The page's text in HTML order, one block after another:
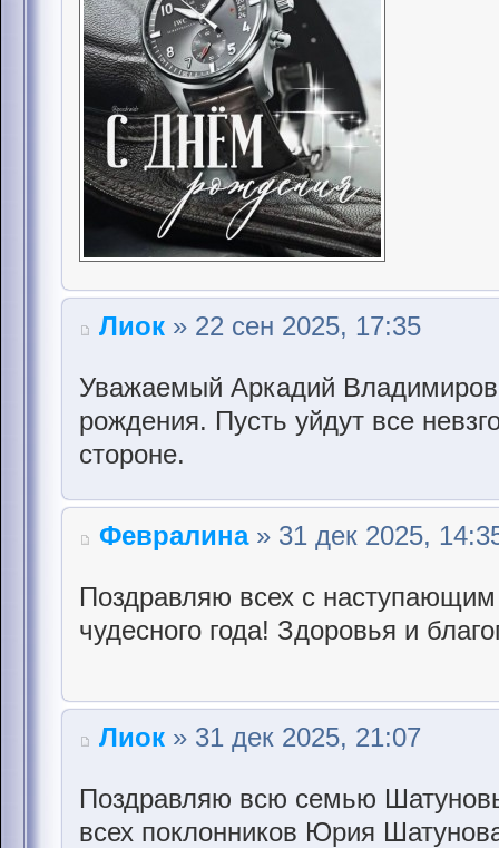
Лиок » 22 сен 2025, 17:35
Уважаемый Аркадий
рождения. Пусть уйдут все
стороне.
Февралина» 31 дек 2025,
Поздравляю всех с
чудесного года! Здоровья и
Лиок » 31 дек 2025, 21:07
Поздравляю всю семью
всех поклонников Юрия